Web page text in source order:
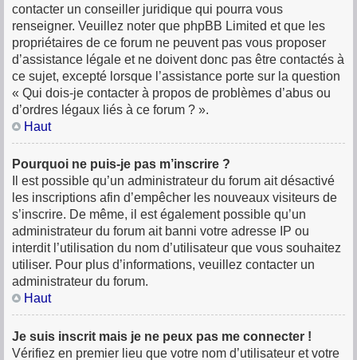
contacter un conseiller juridique qui pourra vous
renseigner. Veuillez noter que phpBB Limited et que les
propriétaires de ce forum ne peuvent pas vous proposer
d’assistance légale et ne doivent donc pas être contactés à
ce sujet, excepté lorsque l’assistance porte sur la question
« Qui dois-je contacter à propos de problèmes d’abus ou
d’ordres légaux liés à ce forum ? ».
Haut
Pourquoi ne puis-je pas m’inscrire ?
Il est possible qu’un administrateur du forum ait désactivé
les inscriptions afin d’empêcher les nouveaux visiteurs de
s’inscrire. De même, il est également possible qu’un
administrateur du forum ait banni votre adresse IP ou
interdit l’utilisation du nom d’utilisateur que vous souhaitez
utiliser. Pour plus d’informations, veuillez contacter un
administrateur du forum.
Haut
Je suis inscrit mais je ne peux pas me connecter !
Vérifiez en premier lieu que votre nom d’utilisateur et votre